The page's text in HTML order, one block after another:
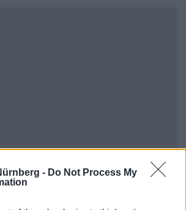
- Do Not Process My
zu allen Apartments